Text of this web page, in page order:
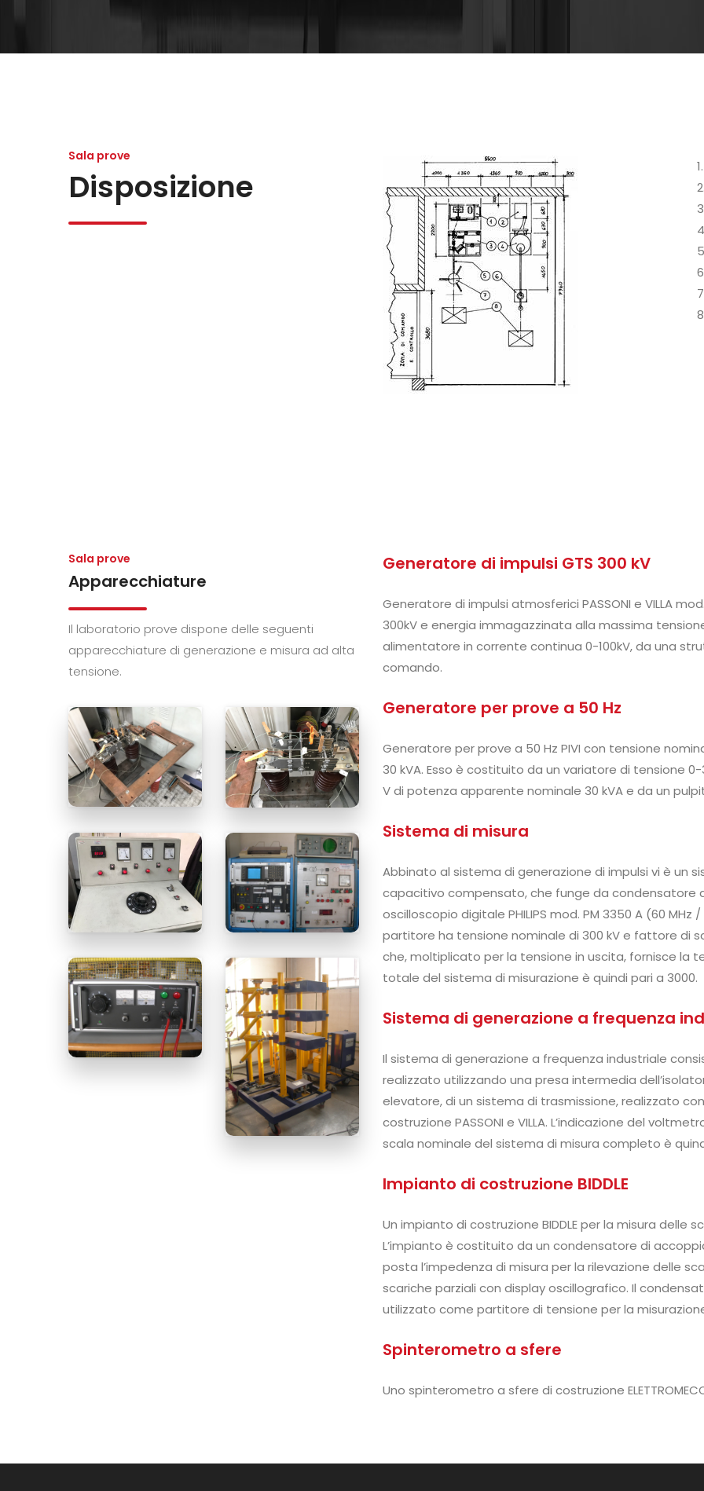
Sala prove
Disposizione
1.
Sala prove
Apparecchiature
Il laboratorio prove dispone delle seguenti
apparecchiature di generazione e misura ad alta
tensione.
Generatore di impulsi GTS 300 kV
Generatore di impulsi atmosferici PASSONI e VILLA
300kV e energia immagazzinata alla massima
alimentatore in corrente continua 0-100kV, da una
comando.
Generatore per prove a 50 Hz
Generatore per prove a 50 Hz PIVI con tensione
30 kVA. Esso è costituito da un variatore di tensione
V di potenza apparente nominale 30 kVA e da un
Sistema di misura
Abbinato al sistema di generazione di impulsi vi è un
capacitivo compensato, che funge da condensatore
oscilloscopio digitale PHILIPS mod. PM 3350 A (60 MHz
partitore ha tensione nominale di 300 kV e fattore di
che, moltiplicato per la tensione in uscita, fornisce la
totale del sistema di misurazione è quindi pari a 3000.
Sistema di generazione a frequenza
Il sistema di generazione a frequenza industriale
realizzato utilizzando una presa intermedia
elevatore, di un sistema di trasmissione, realizzato
costruzione PASSONI e VILLA. L’indicazione del
scala nominale del sistema di misura completo è
Impianto di costruzione BIDDLE
Un impianto di costruzione BIDDLE per la misura delle
L’impianto è costituito da un condensatore di
posta l’impedenza di misura per la rilevazione delle
scariche parziali con display oscillografico. Il
utilizzato come partitore di tensione per la
Spinterometro a sfere
Uno spinterometro a sfere di costruzione